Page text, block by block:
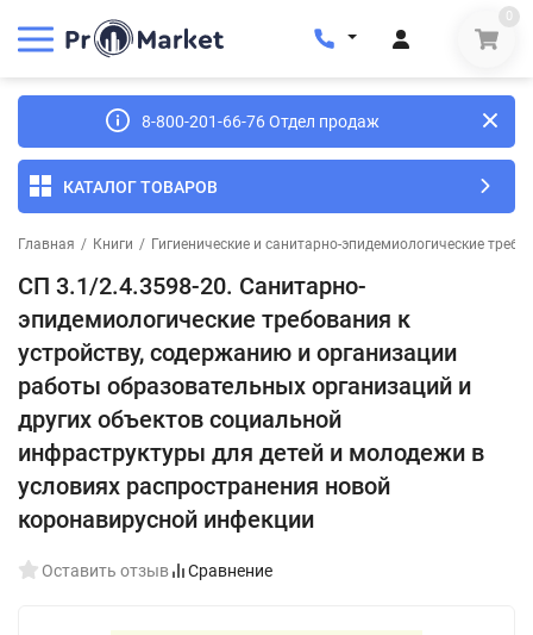
0
8-800-201-66-76 Отдел продаж
КАТАЛОГ ТОВАРОВ
Главная / Книги / Гигиенические и санитарно-эпидемиологические
СП 3.1/2.4.3598-20. Санитарно-
эпидемиологические требования к
устройству, содержанию и организации
работы образовательных организаций и
других объектов социальной
инфраструктуры для детей и молодежи в
условиях распространения новой
коронавирусной инфекции
Оставить отзыв Сравнение